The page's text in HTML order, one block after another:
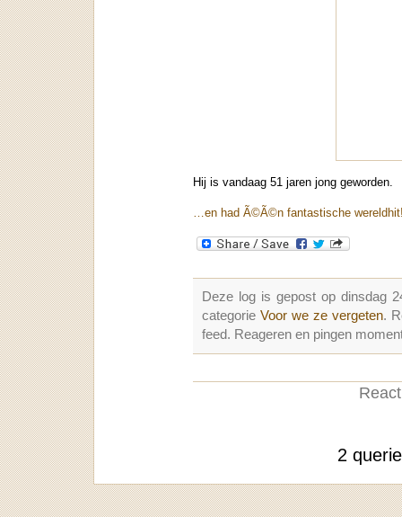
Hij is vandaag 51 jaren jong geworden.
…en had Ã©Ã©n fantastische
Deze log is gepost op dinsdag
categorieVoor we ze vergeten.
feed. Reageren en pingen
2